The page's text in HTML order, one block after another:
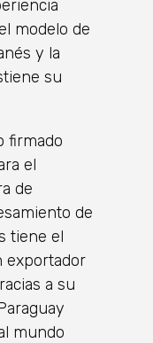
modelo de
y la
su
firmado
el
de
de
tiene el
exportador
a su
mundo